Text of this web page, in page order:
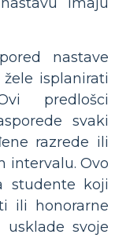
nastave
isplanirati
predlošci
svaki
razrede ili
intervalu. Ovo
studente koji
ili honorarne
svoje